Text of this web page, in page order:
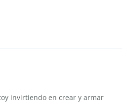
invirtiendo en crear y armar